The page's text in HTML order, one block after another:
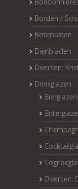
Borden /
Botervloten
Dienbladen
Diversen:
Drinkglazen
Bierglazen
Diversen: